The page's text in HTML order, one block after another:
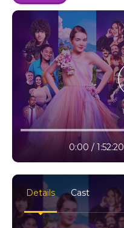
10% progress
volume0:00 / 1:52:20
Details Cast